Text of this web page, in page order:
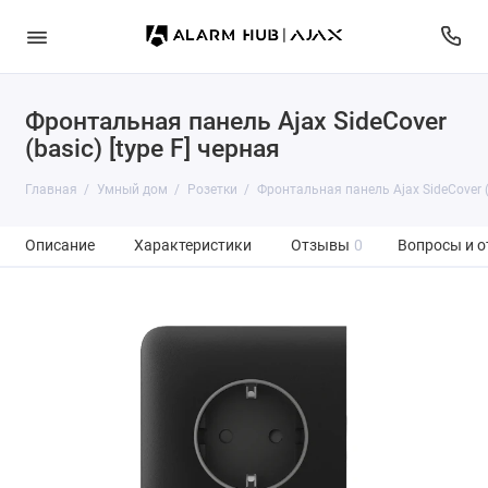
Фронтальная панель Ajax SideCover
(basic) [type F] черная
Главная Умный дом Розетки Фронтальная панель Ajax SideCover
Описание Характеристики Отзывы 0 Вопросы и